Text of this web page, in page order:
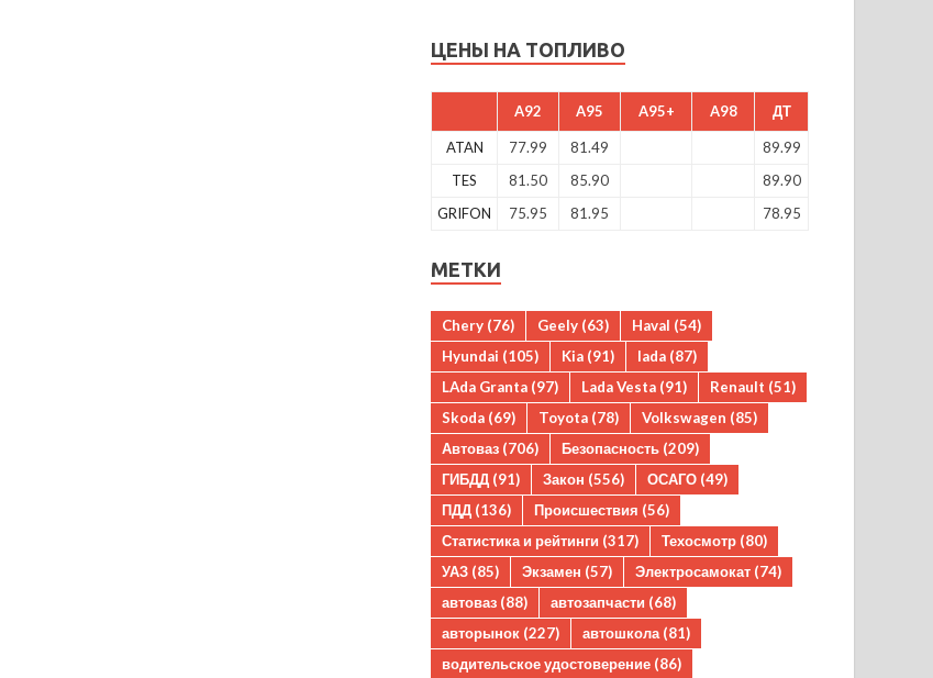
ЦЕНЫ НА ТОПЛИВО
A92 A95 A95+ A98 ДТ
ATAN 77.99 81.49
89.99
TES
81.50 85.90
89.90
GRIFON
75.95 81.95 78.95
МЕТКИ
Chery (76) Geely (63) Haval (54)
Hyundai (105) Kia (91) lada (87)
LAda Granta (97) Lada Vesta (91) Renault (51)
Skoda (69) Toyota (78) Volkswagen (85)
Автоваз (706) Безопасность (209)
ГИБДД (91) Закон (556) ОСАГО (49)
ПДД (136) Происшествия (56)
Статистика и рейтинги (317) Техосмотр (80)
УАЗ (85) Экзамен (57) Электросамокат (74)
автоваз (88) автозапчасти (68)
авторынок (227) автошкола (81)
водительское удостоверение (86)